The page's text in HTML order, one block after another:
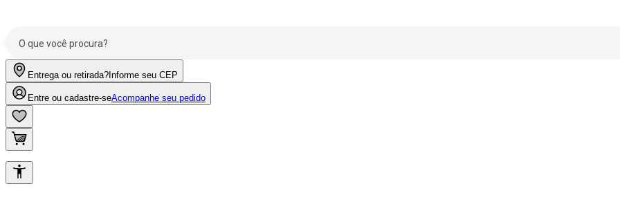
Entrega ou retirada? Informe seu CEP
Entre ou cadastre-seAcompanhe seu pedido